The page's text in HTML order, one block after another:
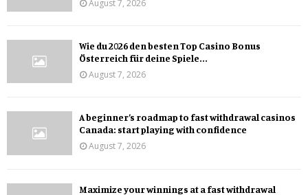
August 7, 2026
Wie du 2026 den besten Top Casino Bonus
Österreich für deine Spiele...
August 7, 2026
A beginner’s roadmap to fast withdrawal casinos
Canada: start playing with confidence
August 7, 2026
Maximize your winnings at a fast withdrawal